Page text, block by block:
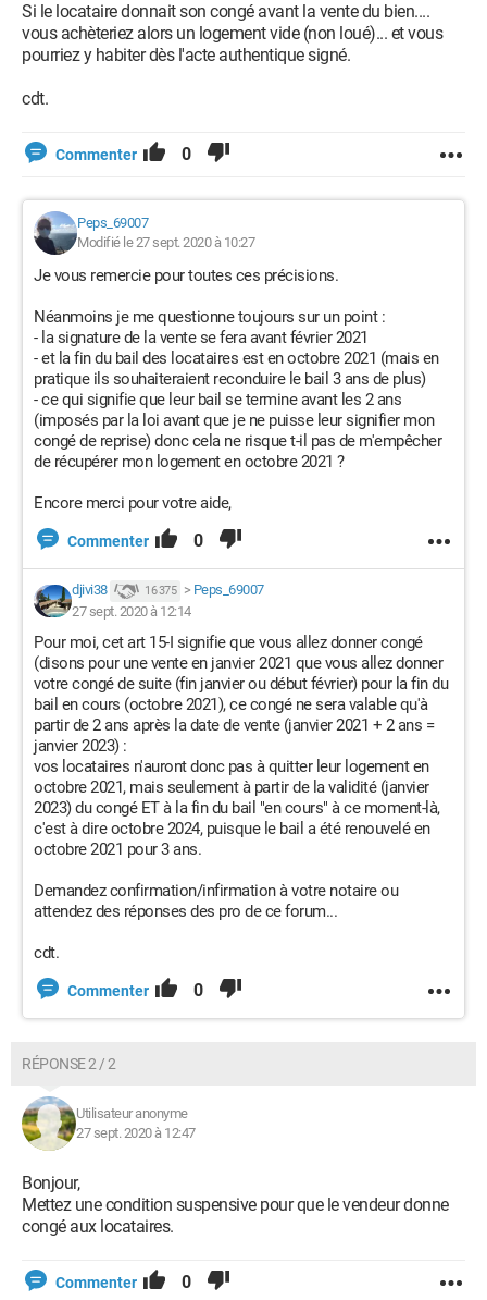
Si le locataire donnait son congé avant la vente du bien....
vous achèteriez alors un logement vide (non loué)... et vous
pourriez y habiter dès l'acte authentique signé.
cdt.
Commenter 0
Peps_69007
Modifié le 27 sept. 2020 à 10:27
Je vous remercie pour toutes ces précisions.
Néanmoins je me questionne toujours sur un point :
- la signature de la vente se fera avant février 2021
- et la fin du bail des locataires est en octobre 2021 (mais en
pratique ils souhaiteraient reconduire le bail 3 ans de plus)
- ce qui signifie que leur bail se termine avant les 2 ans
(imposés par la loi avant que je ne puisse leur signifier mon
congé de reprise) donc cela ne risque t-il pas de m'empêcher
de récupérer mon logement en octobre 2021 ?
Encore merci pour votre aide,
Commenter 0
djivi38 16 375 > Peps_69007
27 sept. 2020 à 12:14
Pour moi, cet art 15-I signifie que vous allez donner congé
(disons pour une vente en janvier 2021 que vous allez donner
votre congé de suite (fin janvier ou début février) pour la fin du
bail en cours (octobre 2021), ce congé ne sera valable qu'à
partir de 2 ans après la date de vente (janvier 2021 + 2 ans =
janvier 2023) :
vos locataires n'auront donc pas à quitter leur logement en
octobre 2021, mais seulement à partir de la validité (janvier
2023) du congé ET à la fin du bail "en cours" à ce moment-là,
c'est à dire octobre 2024, puisque le bail a été renouvelé en
octobre 2021 pour 3 ans.
Demandez confirmation/infirmation à votre notaire ou
attendez des réponses des pro de ce forum...
cdt.
Commenter 0
RÉPONSE 2 / 2
Utilisateur anonyme
27 sept. 2020 à 12:47
Bonjour,
Mettez une condition suspensive pour que le vendeur donne
congé aux locataires.
Commenter 0